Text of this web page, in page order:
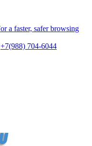
+7(988) 704-6044